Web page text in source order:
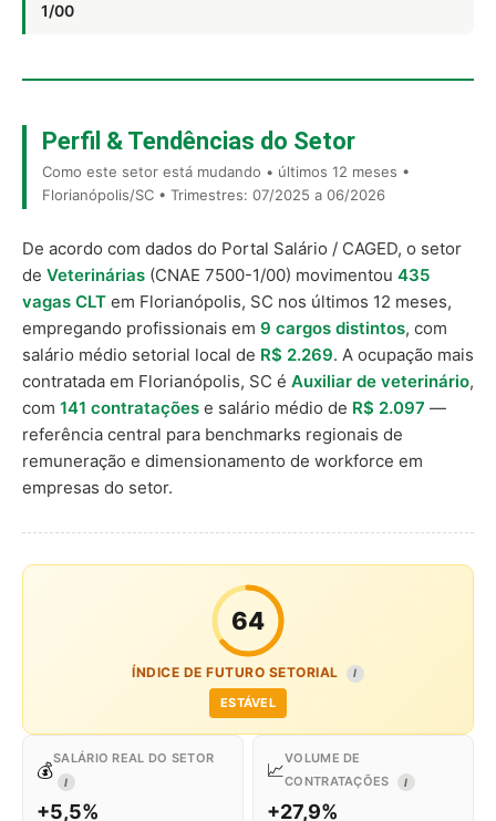
1/00
Perfil & Tendências do Setor
Como este setor está mudando • últimos 12 meses •
Florianópolis/SC • Trimestres: 07/2025 a 06/2026
De acordo com dados do Portal Salário / CAGED, o setor
de Veterinárias (CNAE 7500-1/00) movimentou 435
vagas CLT em Florianópolis, SC nos últimos 12 meses,
empregando profissionais em 9 cargos distintos, com
salário médio setorial local de R$ 2.269. A ocupação mais
contratada em Florianópolis, SC é Auxiliar de veterinário,
com 141 contratações e salário médio de R$ 2.097 —
referência central para benchmarks regionais de
remuneração e dimensionamento de workforce em
empresas do setor.
64
ÍNDICE DE FUTURO SETORIAL I
ESTÁVEL
💰
SALÁRIO REAL DO SETOR
I
+5,5%
📈
VOLUME DE
CONTRATAÇÕES
I
+27,9%